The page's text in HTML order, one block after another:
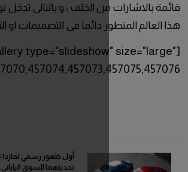
الخلف ، و بالتالى تدخل تويوتا ايضا بقوة الى
دائما في التصميمات او التقنيات.
[gallery
أول ظهور رسمي لمازدا 3 و CX-30 بعد
تحديثهما للسوق الياباني